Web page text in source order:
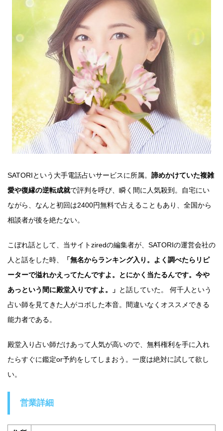
SATORIという大手電話占いサービスに所属。 諦めかけていた複雑
愛や復縁の逆転成就で評判を呼び、瞬く間に人気殺到。自宅にい
ながら、なんと初回は2400円無料で占えることもあり、全国から
相談者が後を絶たない。
こぼれ話として、当サイトziredの編集者が、SATORIの運営会社の
人と話をした時、
「無名からランキング入り。よく調べたらリピ
ーターで溢れかえってたんですよ。とにかく当たるんです。今や
あっという間に殿堂入りですよ。」 と話していた。 何千人という
占い師を見てきた人がコボした本音。間違いなくオススメできる
能力者である。
殿堂入り占い師だけあって人気が高いので、無料権利を手に入れ
たらすぐに鑑定or予約をしてしまおう。一度は絶対に試して欲し
い。
営業詳細